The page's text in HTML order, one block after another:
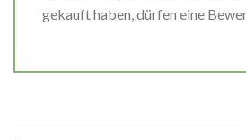
gekauft haben, dürfen eine